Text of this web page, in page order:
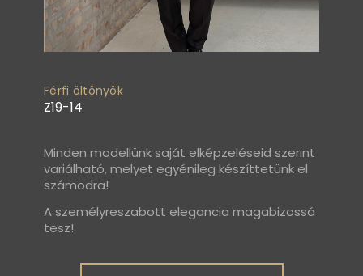
Férfi öltönyök
Z19-14
Minden modellünk saját elképzeléseid szerint
variálható, melyet egyénileg készíttetünk el
számodra!
A személyreszabott elegancia magabizossá
tesz!